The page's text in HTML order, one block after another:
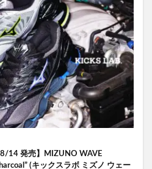
8/14 発売】MIZUNO WAVE
(キックスラボ ミズノ ウェー